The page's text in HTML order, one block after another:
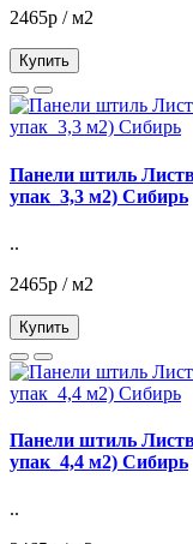
2465р / м2
Купить
Панели штиль
упак_3,3 м2) Сибирь
..
2465р / м2
Купить
Панели штиль
упак_4,4 м2) Сибирь
..